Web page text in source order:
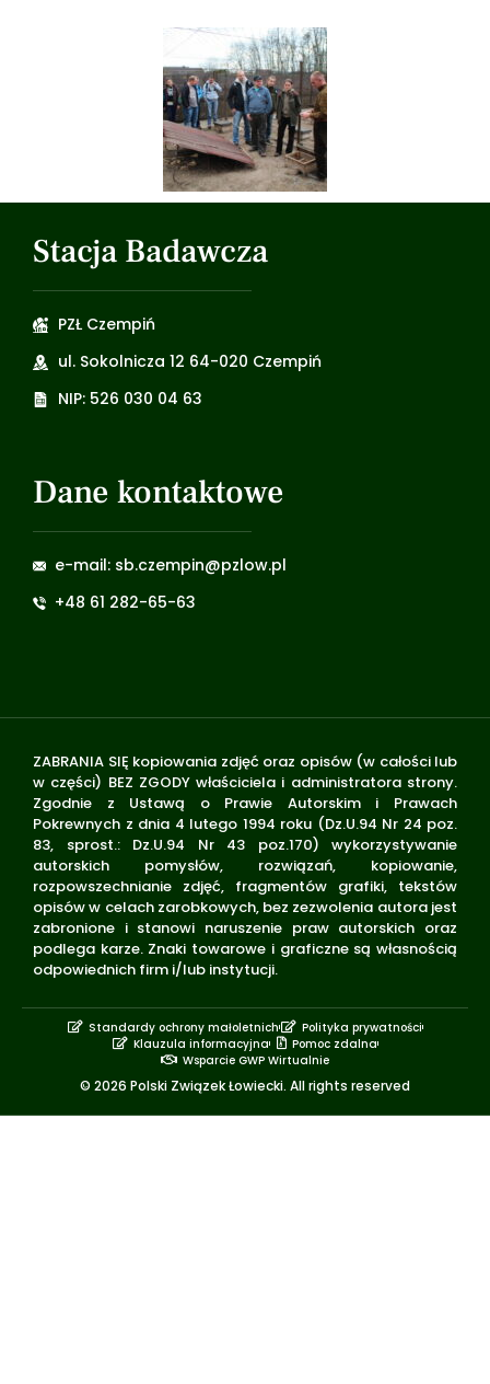
Stacja Badawcza
PZŁ Czempiń
ul. Sokolnicza 12 64-020 Czempiń
NIP: 526 030 04 63
Dane kontaktowe
e-mail: sb.czempin@pzlow.pl
+48 61 282-65-63
ZABRANIA SIĘ kopiowania zdjęć oraz opisów (w całości lub
w części) BEZ ZGODY właściciela i administratora strony.
Zgodnie z Ustawą o Prawie Autorskim i Prawach
Pokrewnych z dnia 4 lutego 1994 roku (Dz.U.94 Nr 24 poz.
83, sprost.: Dz.U.94 Nr 43 poz.170) wykorzystywanie
autorskich pomysłów, rozwiązań, kopiowanie,
rozpowszechnianie zdjęć, fragmentów grafiki, tekstów
opisów w celach zarobkowych, bez zezwolenia autora jest
zabronione i stanowi naruszenie praw autorskich oraz
podlega karze. Znaki towarowe i graficzne są własnością
odpowiednich firm i/lub instytucji.
© 2026 Polski Związek Łowiecki. All rights reserved
Standardy ochrony małoletnich
Polityka prywatności
Klauzula informacyjna
Pomoc zdalna
Wsparcie GWP Wirtualnie